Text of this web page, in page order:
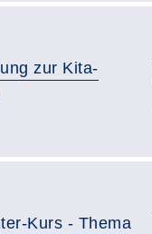
zur Kita-
Kurs - Thema